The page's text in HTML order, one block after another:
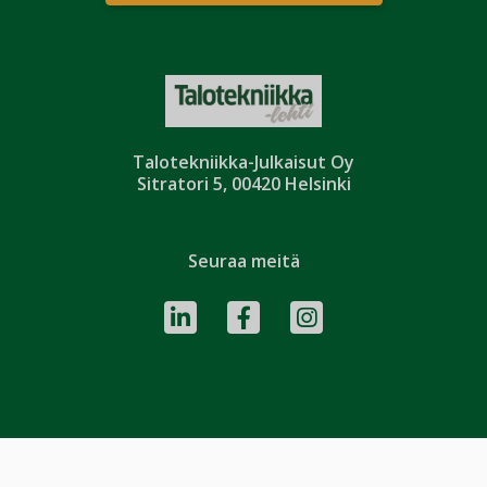
Talotekniikka-Julkaisut Oy
Sitratori 5, 00420 Helsinki
Seuraa meitä